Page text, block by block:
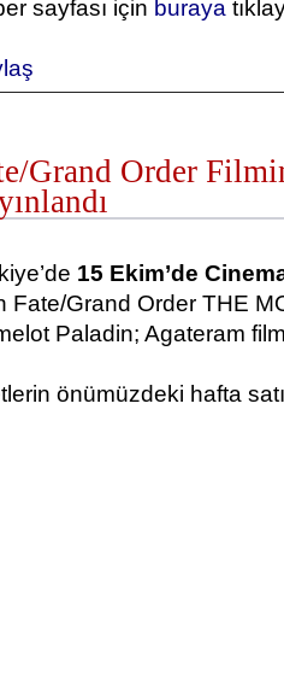
sayfası için buraya
Grand Order
15 Ekim’de
Fate/Grand Order THE
Paladin; Agateram
önümüzdeki hafta